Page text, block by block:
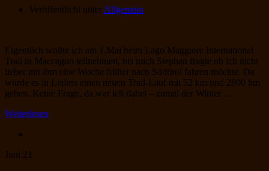
Veröffentlicht unter Allgemein
Eigentlich wollte ich am 1.Mai beim Lago Maggiore International
Trail in Maccagno teilnehmen, bis mich Stephan fragte ob ich nicht
lieber mit ihm eine Woche früher nach Südtirol fahren möchte. Da
würde es in Leifers einen neuen Trail-Lauf mit 52 km und 2800 hm
geben. Keine Frage, da war ich dabei – zumal der Winter …
Weiterlesen
Juni 21